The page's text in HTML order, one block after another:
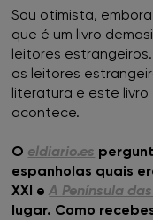
Sou otimista,
que é um livro
leitores
os leitores
literatura e este livro
acontece.
O eldiario.es
espanholas quais
XXI eA Península
lugar. Como